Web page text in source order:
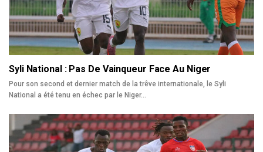
Syli National : Pas De Vainqueur Face Au Niger
Pour son second et dernier match de la trêve internationale, le Syli
National a été tenu en échec par le Niger…